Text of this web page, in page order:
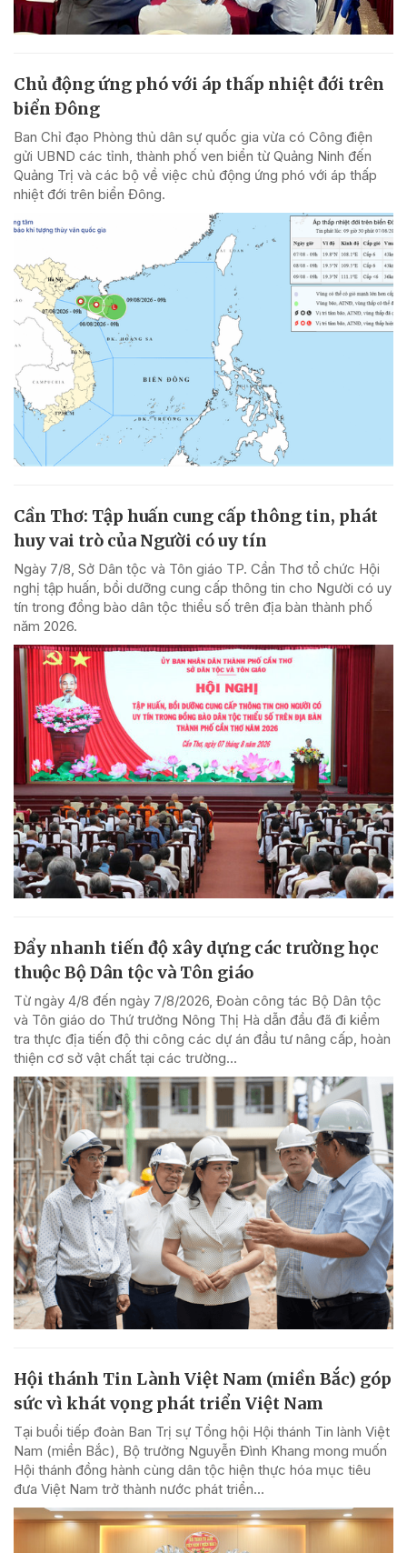
Chủ động ứng phó với áp thấp nhiệt đới trên
biển Đông
Ban Chỉ đạo Phòng thủ dân sự quốc gia vừa có Công điện
gửi UBND các tỉnh, thành phố ven biển từ Quảng Ninh đến
Quảng Trị và các bộ về việc chủ động ứng phó với áp thấp
nhiệt đới trên biển Đông.
Cần Thơ: Tập huấn cung cấp thông tin, phát
huy vai trò của Người có uy tín
Ngày 7/8, Sở Dân tộc và Tôn giáo TP. Cần Thơ tổ chức Hội
nghị tập huấn, bồi dưỡng cung cấp thông tin cho Người có uy
tín trong đồng bào dân tộc thiểu số trên địa bàn thành phố
năm 2026.
Đẩy nhanh tiến độ xây dựng các trường học
thuộc Bộ Dân tộc và Tôn giáo
Từ ngày 4/8 đến ngày 7/8/2026, Đoàn công tác Bộ Dân tộc
và Tôn giáo do Thứ trưởng Nông Thị Hà dẫn đầu đã đi kiểm
tra thực địa tiến độ thi công các dự án đầu tư nâng cấp, hoàn
thiện cơ sở vật chất tại các trường...
Hội thánh Tin Lành Việt Nam (miền Bắc) góp
sức vì khát vọng phát triển Việt Nam
Tại buổi tiếp đoàn Ban Trị sự Tổng hội Hội thánh Tin lành Việt
Nam (miền Bắc), Bộ trưởng Nguyễn Đình Khang mong muốn
Hội thánh đồng hành cùng dân tộc hiện thực hóa mục tiêu
đưa Việt Nam trở thành nước phát triển...